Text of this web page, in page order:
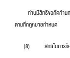
ท่านมีสิทธิขอคัดค้านการ
ตามที่กฎหมายกำหนด
(8) สิทธิในการร้อ